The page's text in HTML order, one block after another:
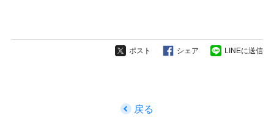
ポスト シェア LINEに送信
戻る